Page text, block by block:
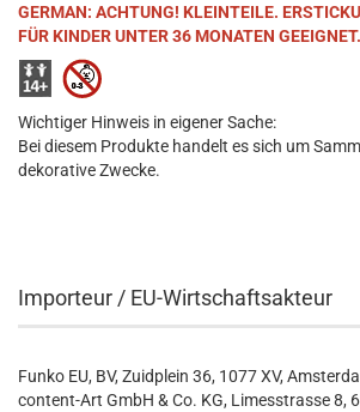
GERMAN: ACHTUNG! KLEINTEILE.
FÜR KINDER UNTER 36 MONATEN GEEIGNET.
Wichtiger Hinweis in eigener Sache:
Bei diesem Produkte handelt es sich um
dekorative Zwecke.
Importeur / EU-Wirtschaftsakteur
Funko EU, BV, Zuidplein 36, 1077 XV,
content-Art GmbH & Co. KG, Limesstrasse 8,